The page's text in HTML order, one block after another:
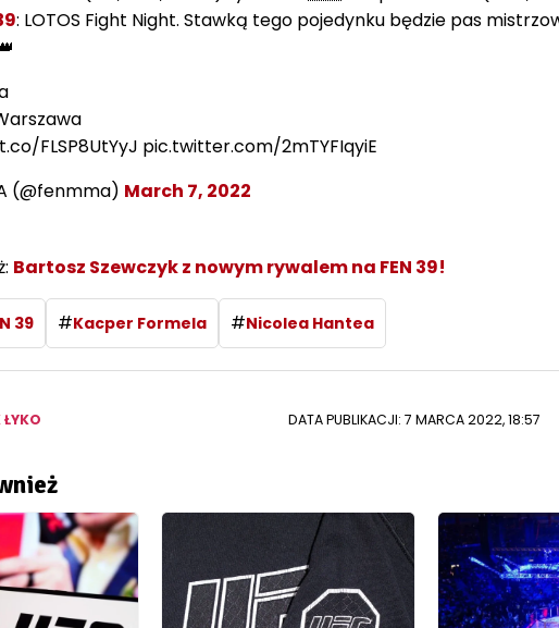
: LOTOS Fight Night. Stawką tego pojedynku będzie pas
FLSP8UtYyJ pic.twitter.com/2mTYFIqyiE
(@fenmma) March 7, 2022
Bartosz Szewczyk z nowym rywalem na FEN 39!
39 #Kacper Formela #Nicolea Hantea
ŁYKO DATA PUBLIKACJI: 7 MARCA 2022, 18:57